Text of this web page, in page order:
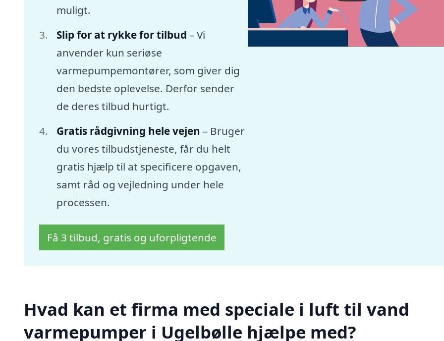
muligt.
Slip for at rykke for tilbud – Vi
anvender kun seriøse
varmepumpemontører, som giver dig
den bedste oplevelse. Derfor sender
de deres tilbud hurtigt.
Gratis rådgivning hele vejen – Bruger
du vores tilbudstjeneste, får du helt
gratis hjælp til at specificere opgaven,
samt råd og vejledning under hele
processen.
Få 3 tilbud, gratis og uforpligtende
Hvad kan et firma med speciale i luft til vand
varmepumper i Ugelbølle hjælpe med?